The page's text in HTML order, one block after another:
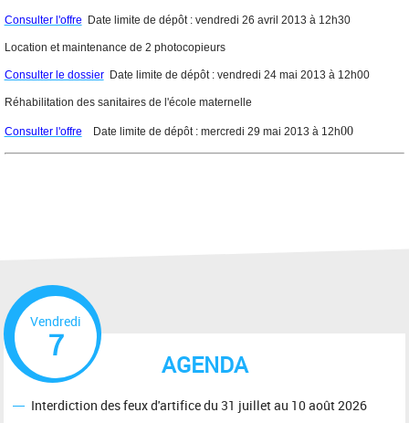
Consulter l'offre Date limite de dépôt : vendredi 26 avril 2013 à 12h30
Location et maintenance de 2 photocopieurs
Consulter le dossierDate limite de dépôt : vendredi 24 mai 2013 à 12h00
Réhabilitation des sanitaires de l'école maternelle
Consulter l'offre Date limite de dépôt : mercredi 29 mai 2013 à 12h00
AGENDA
Vendredi
7
Interdiction des feux d'artifice du 31 juillet au 10 août 2026